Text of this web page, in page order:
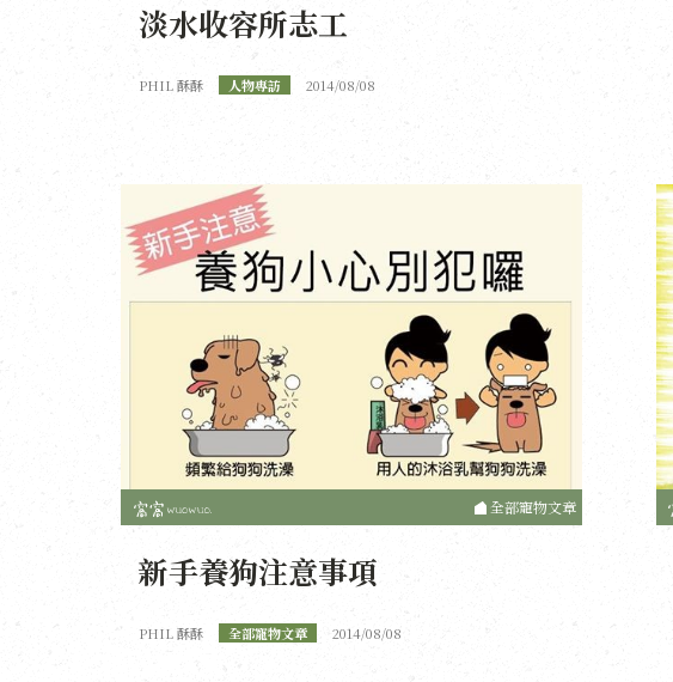
淡水收容所志工
PHIL 酥酥 人物專訪 2014/08/08
全部寵物文章
新手養狗注意事項
PHIL 酥酥 全部寵物文章 2014/08/08